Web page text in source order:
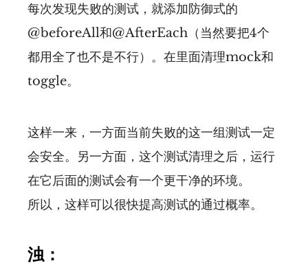
每次发现失败的测试，就添加防御式的
@beforeAll和@AfterEach（当然要把4个
都用全了也不是不行）。在里面清理mock和
toggle。
这样一来，一方面当前失败的这一组测试一定
会安全。另一方面，这个测试清理之后，运行
在它后面的测试会有一个更干净的环境。
所以，这样可以很快提高测试的通过概率。
浊：